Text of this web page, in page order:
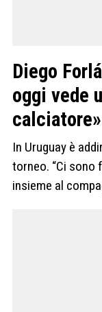
Diego
oggi vede
calciatore»
In Uruguay è
torneo. “Ci
insieme al